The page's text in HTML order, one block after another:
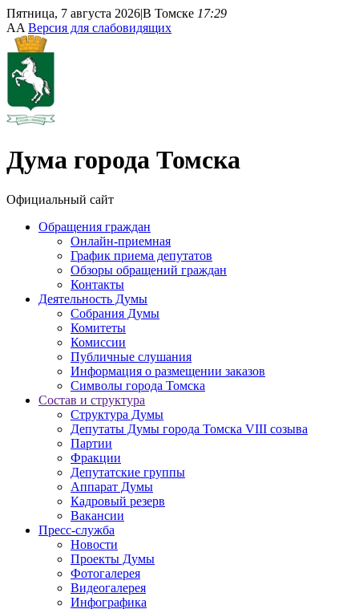
Пятница, 7 августа 2026|В Томске 17:29
AA Версия для слабовидящих
Дума города Томска
Официальный сайт
Обращения граждан
Онлайн-приемная
График приема депутатов
Обзоры обращений граждан
Контакты
Деятельность Думы
Собрания Думы
Комитеты
Комиссии
Публичные слушания
Информация о размещении заказов
Символы города Томска
Состав и структура
Структура Думы
Депутаты Думы города Томска VIII созыва
Партии
Фракции
Депутатские группы
Аппарат Думы
Кадровый резерв
Вакансии
Пресс-служба
Новости
Проекты Думы
Фотогалерея
Видеогалерея
Инфографика